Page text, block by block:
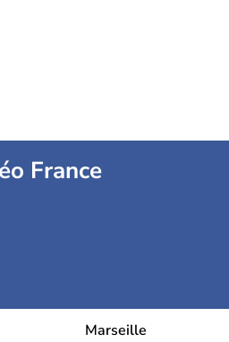
France
Marseille